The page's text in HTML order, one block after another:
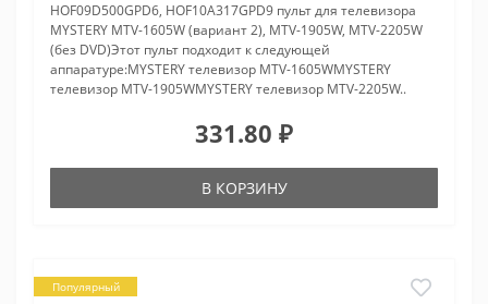
HOF09D500GPD6, HOF10A317GPD9 пульт для телевизора
MYSTERY MTV-1605W (вариант 2), MTV-1905W, MTV-2205W
(без DVD)Этот пульт подходит к следующей
аппаратуре:MYSTERY телевизор MTV-1605WMYSTERY
телевизор MTV-1905WMYSTERY телевизор MTV-2205W..
331.80 ₽
В КОРЗИНУ
Популярный